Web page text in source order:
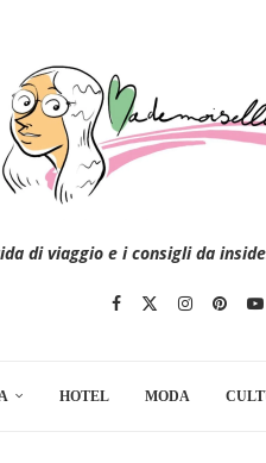
di viaggio e i consigli da
HOTEL MODA